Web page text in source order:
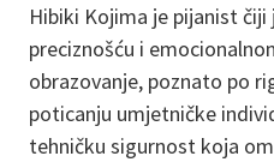
Hibiki Kojima je pijanist čiji
preciznošću i
obrazovanje, poznato po
poticanju umjetničke
tehničku sigurnost koja